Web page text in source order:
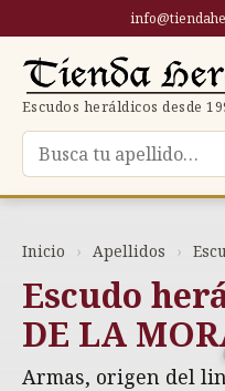
contenido
Escudos heráldicos desde
Buscar escudo por
Inicio › Apellidos ›
Escudo
DE LA
Armas, origen del